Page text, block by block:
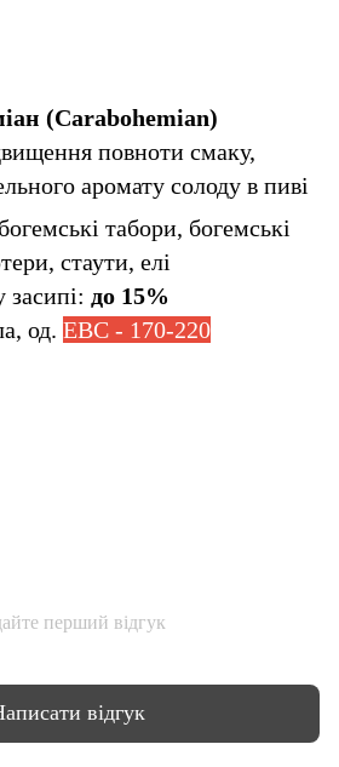
(Carabohemian)
повноти смаку,
аромату солоду в пиві
богемські табори, богемські
стаути, елі
до 15%
од. EBC - 170-220
перший відгук
відгук